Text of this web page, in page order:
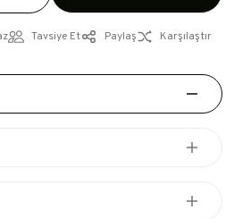
Tavsiye Et Paylaş Karşılaştır